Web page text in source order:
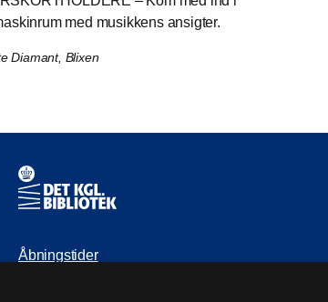
med musikkens ansigter.
Diamant, Blixen
Kontaktinformationer
Åbningstider